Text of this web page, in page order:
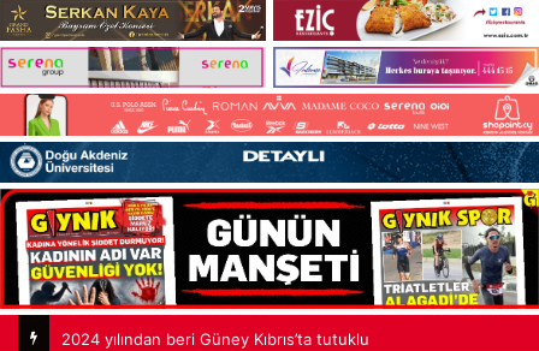
2024 yılından beri Güney Kıbrıs’ta tutuklu